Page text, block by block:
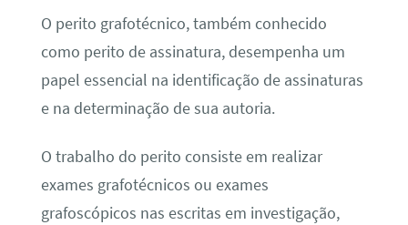
O perito grafotécnico, também conhecido
como perito de assinatura, desempenha um
papel essencial na identificação de assinaturas
e na determinação de sua autoria.
O trabalho do perito consiste em realizar
exames grafotécnicos ou exames
grafoscópicos nas escritas em investigação,